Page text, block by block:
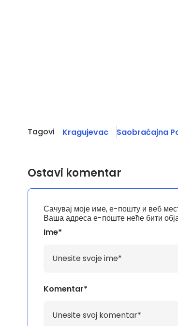
Tagovi Kragujevac Saobraćajna
Ostavi komentar
Ваша адреса е-поште неће бити
Komentar*
Ime*
Сачувај моје име, е-пошту и веб